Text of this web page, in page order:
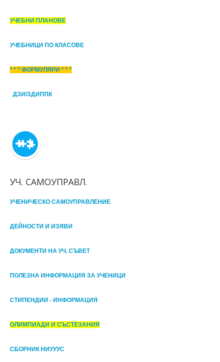
УЧЕБНИ ПЛАНОВЕ
УЧЕБНИЦИ ПО КЛАСОВЕ
* * * ФОРМУЛЯРИ * * *
ДЗИ/ЗДИППК
УЧ. САМОУПРАВЛ.
УЧЕНИЧЕСКО САМОУПРАВЛЕНИЕ
ДЕЙНОСТИ И ИЗЯВИ
ДОКУМЕНТИ НА УЧ. СЪВЕТ
ПОЛЕЗНА ИНФОРМАЦИЯ ЗА УЧЕНИЦИ
СТИПЕНДИИ - ИНФОРМАЦИЯ
ОЛИМПИАДИ И СЪСТЕЗАНИЯ
СБОРНИК НИУУУС